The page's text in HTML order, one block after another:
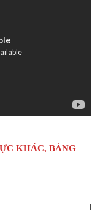
KHÁC, BẢNG